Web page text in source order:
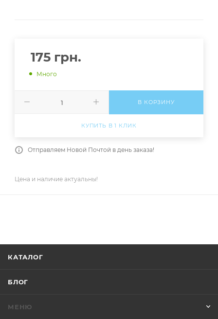
175 грн.
Много
В КОРЗИНУ
КУПИТЬ В 1 КЛИК
Отправляем Новой Почтой в день заказа!
Цена и наличие актуальны!
КАТАЛОГ
БЛОГ
МЕНЮ